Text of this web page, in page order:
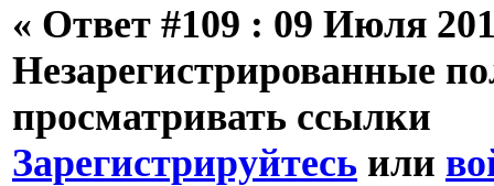
« Ответ #109 : 09 Июля
Незарегистрированные
просматривать ссылки
Зарегистрируйтесь или